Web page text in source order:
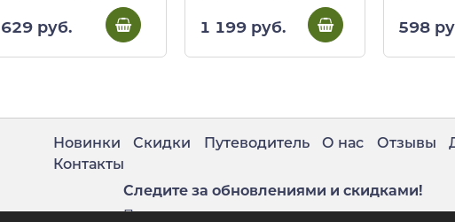
629 руб. 1 199 руб. 598
Новинки Скидки Путеводитель О нас Отзывы
Контакты
Следите за обновлениями и скидками!
Подпишитесь на нашу рассылку